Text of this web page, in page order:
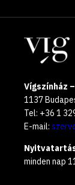
Helyszínek
Vígszínház
1137
Tel: +36 1
E-mail:
minden nap